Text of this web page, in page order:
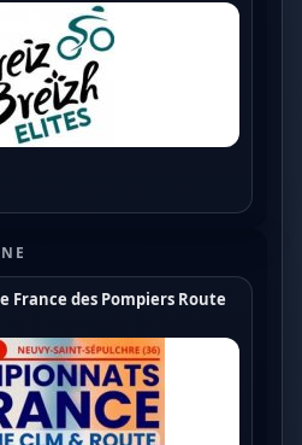
France des Pompiers Route